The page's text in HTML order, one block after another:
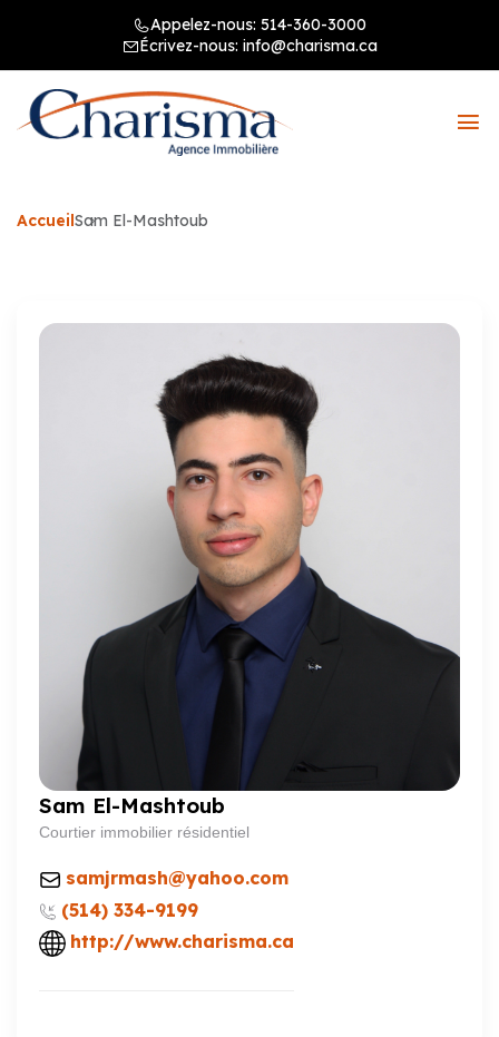
Appelez-nous: 514-360-3000
Écrivez-nous: info@charisma.ca
AccueilSam El-Mashtoub
Sam El-Mashtoub
Courtier immobilier résidentiel
samjrmash@yahoo.com
(514) 334-9199
http://www.charisma.ca